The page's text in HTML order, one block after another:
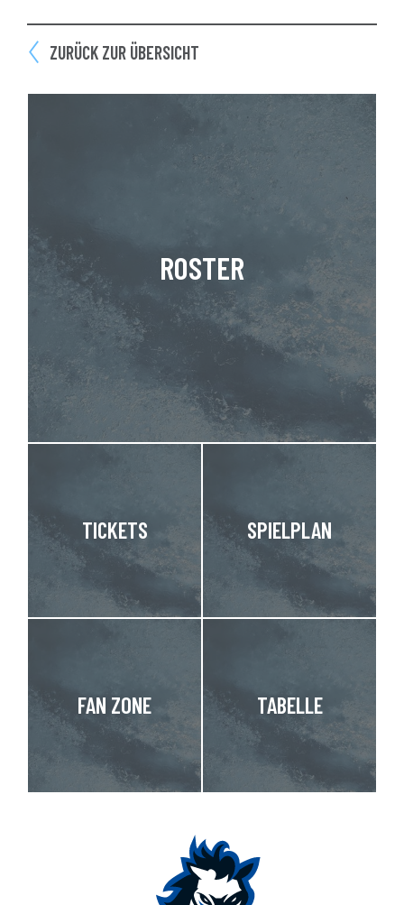
ZURÜCK ZUR ÜBERSICHT
ROSTER
TICKETS SPIELPLAN
FAN ZONE TABELLE